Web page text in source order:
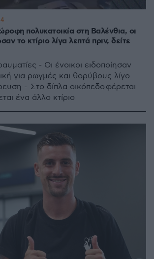
πολυκατοικία στη Βαλένθια, οι
το κτίριο λίγα λεπτά πριν, δείτε
- Οι ένοικοι ειδοποίησαν
για ρωγμές και θορύβους λίγο
- Στο δίπλα οικόπεδο φέρεται
ένα άλλο κτίριο